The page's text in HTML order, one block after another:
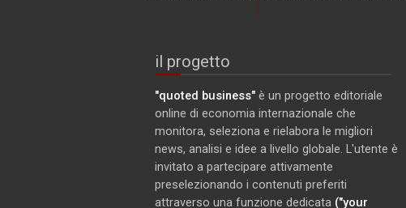
il progetto
"quoted business" è un progetto editoriale
online di economia internazionale che
monitora, seleziona e rielabora le migliori
news, analisi e idee a livello globale. L'utente è
invitato a partecipare attivamente
preselezionando i contenuti preferiti
attraverso una funzione dedicata ("your